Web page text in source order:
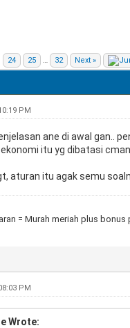
24 25 … 32 Next »
PM
ane di awal gan..
ekonomi itu yg dibatasi
aturan itu agak semu
= Murah meriah plus
PM
Wrote: